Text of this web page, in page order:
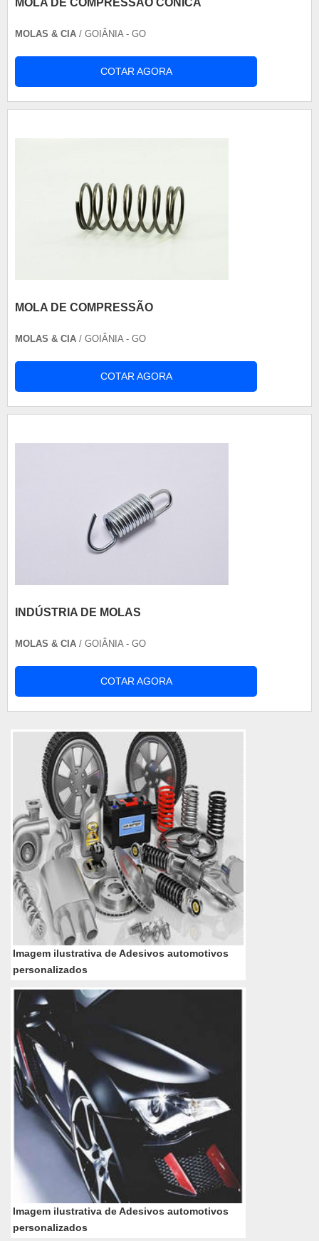
MOLA DE COMPRESSÃO CÔNICA
MOLAS & CIA / GOIÂNIA - GO
COTAR AGORA
MOLA DE COMPRESSÃO
MOLAS & CIA / GOIÂNIA - GO
COTAR AGORA
INDÚSTRIA DE MOLAS
MOLAS & CIA / GOIÂNIA - GO
COTAR AGORA
Imagem ilustrativa de Adesivos automotivos
personalizados
Imagem ilustrativa de Adesivos automotivos
personalizados